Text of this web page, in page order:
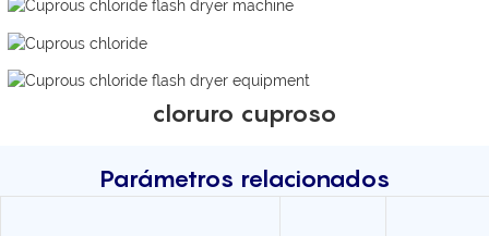
cloruro cuproso
Parámetros relacionados